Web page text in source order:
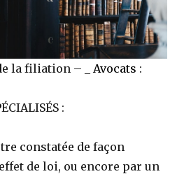
la filiation – _ Avocats :
:
constatée de façon
de loi, ou encore par un